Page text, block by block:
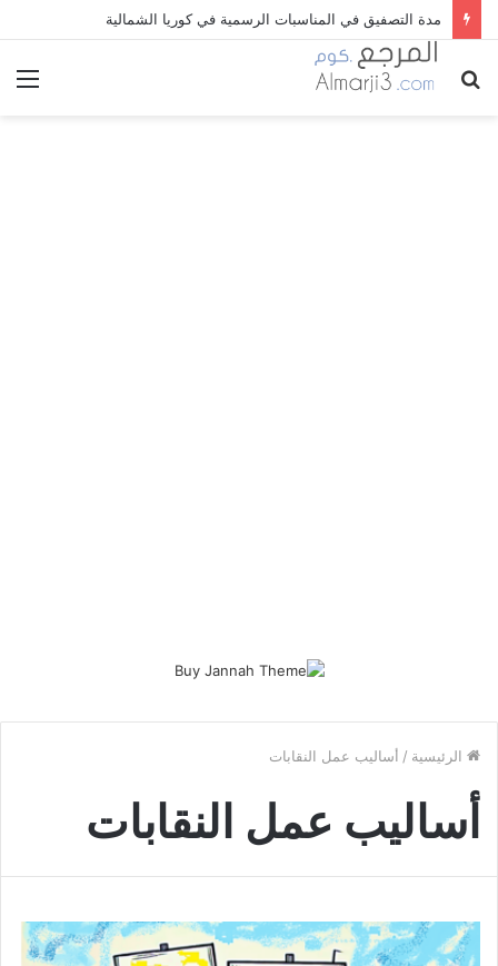
مدة التصفيق في المناسبات الرسمية في كوريا الشمالية
بحث
الرئيسية / أساليب عمل النقابات
أساليب عمل النقابات